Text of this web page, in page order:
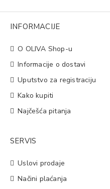
INFORMACIJE
O OLIVA Shop-u
Informacije o dostavi
Uputstvo za registraciju
Kako kupiti
Najčešća pitanja
SERVIS
Uslovi prodaje
Načini plaćanja